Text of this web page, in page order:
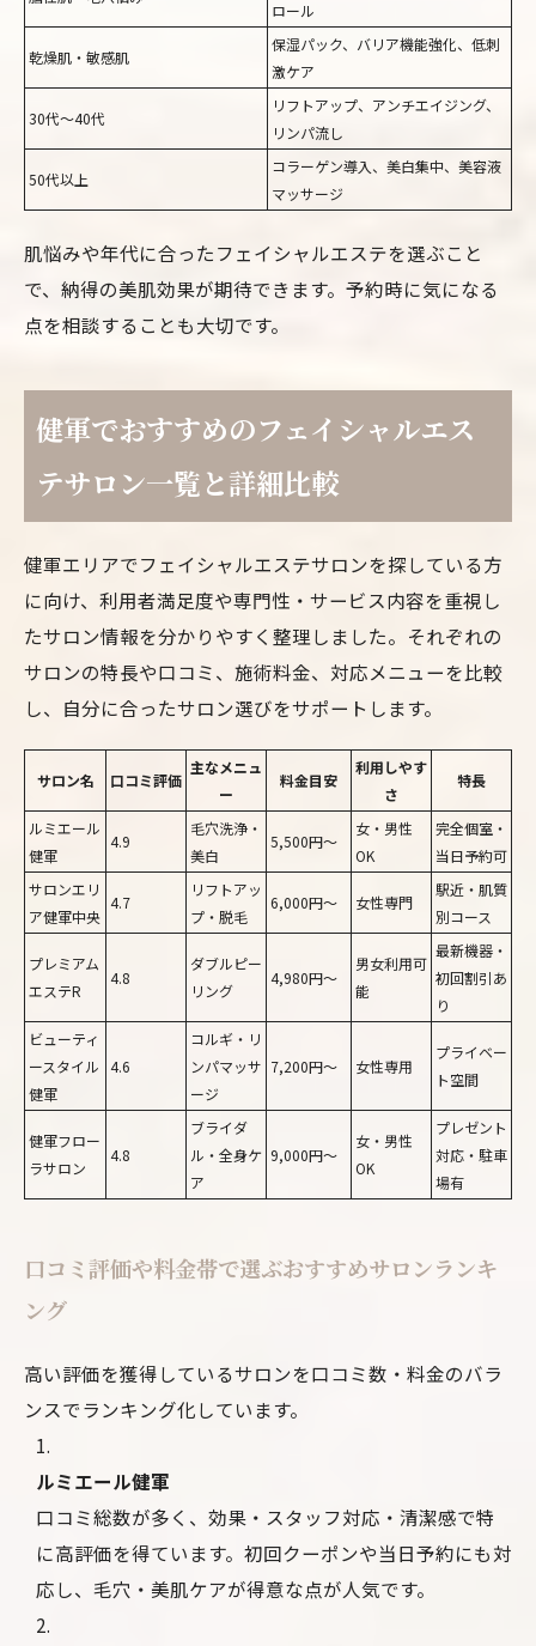
ロール
乾燥肌・敏感肌
保湿パック、バリア機能強化、低刺
激ケア
30代～40代
リフトアップ、アンチエイジング、
リンパ流し
50代以上
コラーゲン導入、美白集中、美容液
マッサージ
肌悩みや年代に合ったフェイシャルエステを選ぶこと
で、納得の美肌効果が期待できます。予約時に気になる
点を相談することも大切です。
健軍でおすすめのフェイシャルエス
テサロン一覧と詳細比較
健軍エリアでフェイシャルエステサロンを探している方
に向け、利用者満足度や専門性・サービス内容を重視し
たサロン情報を分かりやすく整理しました。それぞれの
サロンの特長や口コミ、施術料金、対応メニューを比較
し、自分に合ったサロン選びをサポートします。
サロン名 口コミ評価
主なメニュ
ー
料金目安
利用しやす
さ
特長
ルミエール
健軍
4.9
毛穴洗浄・
美白
5,500円～
女・男性
OK
完全個室・
当日予約可
サロンエリ
ア健軍中央
4.7
リフトアッ
プ・脱毛
6,000円～ 女性専門
駅近・肌質
別コース
プレミアム
エステR
4.8
ダブルピー
リング
4,980円～
男女利用可
能
最新機器・
初回割引あ
り
ビューティ
ースタイル
健軍
4.6
コルギ・リ
ンパマッサ
ージ
7,200円～ 女性専用
プライベー
ト空間
健軍フロー
ラサロン
4.8
ブライダ
ル・全身ケ
ア
9,000円～
女・男性
OK
プレゼント
対応・駐車
場有
口コミ評価や料金帯で選ぶおすすめサロンランキ
ング
高い評価を獲得しているサロンを口コミ数・料金のバラ
ンスでランキング化しています。
ルミエール健軍
口コミ総数が多く、効果・スタッフ対応・清潔感で特
に高評価を得ています。初回クーポンや当日予約にも対
応し、毛穴・美肌ケアが得意な点が人気です。